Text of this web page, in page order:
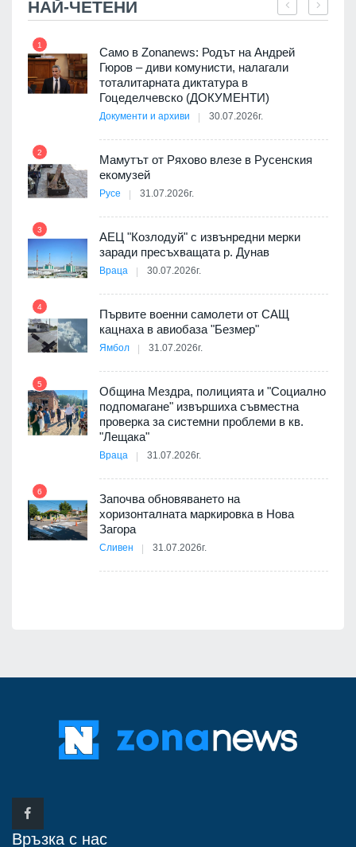
НАЙ-ЧЕТЕНИ
1
Само в Zonanews: Родът на Андрей
Гюров – диви комунисти, налагали
тоталитарната диктатура в
Гоцеделчевско (ДОКУМЕНТИ)
Документи и архиви 30.07.2026г.
2
Мамутът от Ряхово влезе в Русенския
екомузей
Русе 31.07.2026г.
3
АЕЦ "Козлодуй" с извънредни мерки
заради пресъхващата р. Дунав
Враца 30.07.2026г.
4
Първите военни самолети от САЩ
кацнаха в авиобаза "Безмер"
Ямбол 31.07.2026г.
5
Община Мездра, полицията и "Социално
подпомагане" извършиха съвместна
проверка за системни проблеми в кв.
"Лещака"
Враца 31.07.2026г.
6
Започва обновяването на
хоризонталната маркировка в Нова
Загора
Сливен 31.07.2026г.
Връзка с нас